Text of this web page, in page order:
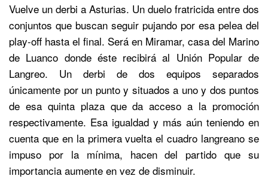
Vuelve un derbi a Asturias. Un duelo fratricida entre dos
conjuntos que buscan seguir pujando por esa pelea del
play-off hasta el final. Será en Miramar, casa del Marino
de Luanco donde éste recibirá al Unión Popular de
Langreo. Un derbi de dos equipos separados
únicamente por un punto y situados a uno y dos puntos
de esa quinta plaza que da acceso a la promoción
respectivamente. Esa igualdad y más aún teniendo en
cuenta que en la primera vuelta el cuadro langreano se
impuso por la mínima, hacen del partido que su
importancia aumente en vez de disminuir.